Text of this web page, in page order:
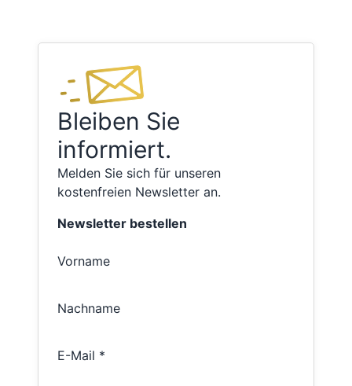
Bleiben Sie
informiert.
Melden Sie sich für unseren
kostenfreien Newsletter an.